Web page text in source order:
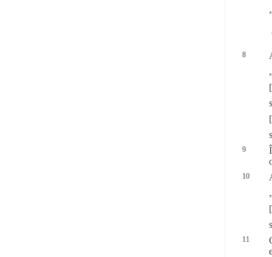
8
9
10
11